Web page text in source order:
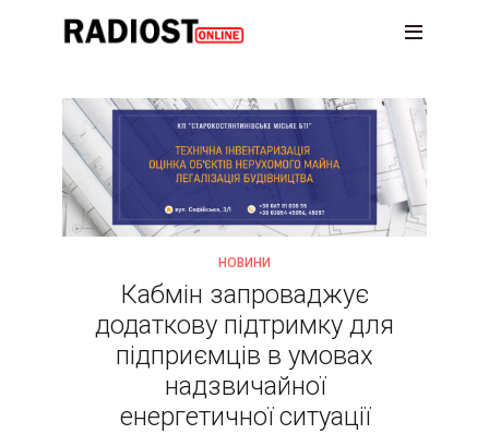
НОВИНИ
Кабмін запроваджує
додаткову підтримку для
підприємців в умовах
надзвичайної
енергетичної ситуації